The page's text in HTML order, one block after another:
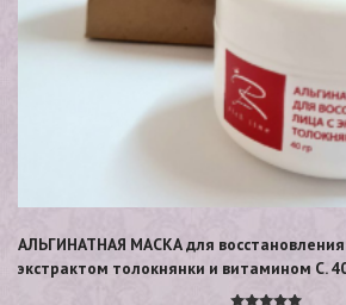
АЛЬГИНАТНАЯ МАСКА для восстановления
экстрактом толокнянки и витамином С.